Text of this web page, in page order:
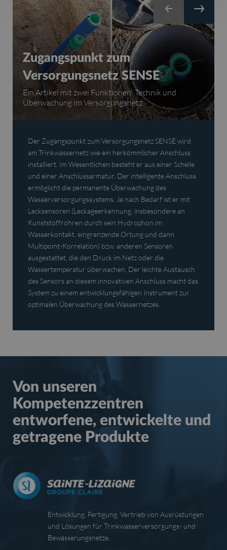
Der Zugangspunkt zum Versorgungsnetz SENSE wird
am Trinkwassernetz wie ein herkömmlicher Anschluss
installiert. Im Wesentlichen besteht er aus einer Schelle
und einer Anschlussarmatur. Der intelligente Anschluss
ermöglicht die permanente Überwachung des
Wasserversorgungssystems. Je nach Bedarf ist er mit
Lecksensoren (Leckageerkennung, insbesondere an
Kunststoffrohren durch sein Hydrophon im
Wasserkontakt, eingrenzende Ortung und dann
Multipoint-Korrelation) bzw. anderen Sensoren
ausgestattet, die den Druck im Netz oder die
Wassertemperatur überwachen. Der leichte Austausch
des Sensors an diesem innovativen Anschluss macht das
System zu einem entwicklungsfähigen Instrument zur
optimalen Überwachung des Wassernetzes.
Zugangspunkt zum
Versorgungsnetz SENSE
Ein Artikel mit zwei Funktionen: Technik und
Überwachung im Versorgungsnetz
Druck- und
Temperaturaufzeichnung
DRULO III
Die mobile Lösung für die schnelle und zuverlässige
Überprüfung des Systemzustands
Vernetzte Wayve-Elemente mit
Überwachungsplattform
Das Sortiment für die individuelle Steuerung von
Wassernetzen
Überwachungsplattform
Watercloud
Ein vernetzter Komplize zur Bekämpfung von Lecks
Mobile Anwendung Wiji App
Das Taschen-Tool zur Konfiguration von Sensoren
und Aufzeichnungsgeräten!
Webbasierte Plattform Ijitrack
Die intuitive Überwachungsplattform für Ihre
Sensoren und Aufzeichnungsgeräte
Von unseren
Kompetenzzentren
entworfene, entwickelte und
getragene Produkte
Entwicklung, Fertigung, Vertrieb von Ausrüstungen
und Lösungen für Trinkwasserversorgungs- und
Bewässerungsnetze.